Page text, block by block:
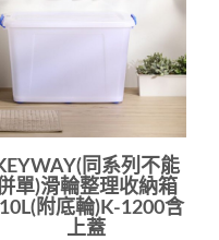
同系列不能
單)滑輪整理收納箱
附底輪)K-1200含
上蓋